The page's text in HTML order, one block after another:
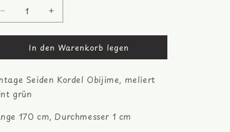
Verringere
die
Menge
meliert
Kordel
Obijime,
Seide
Erhöhe
die
Menge
für
meliert
Kordel
In den Warenkorb legen
Seiden Kordel Obijime, meliert
grün
170 cm, Durchmesser 1 cm